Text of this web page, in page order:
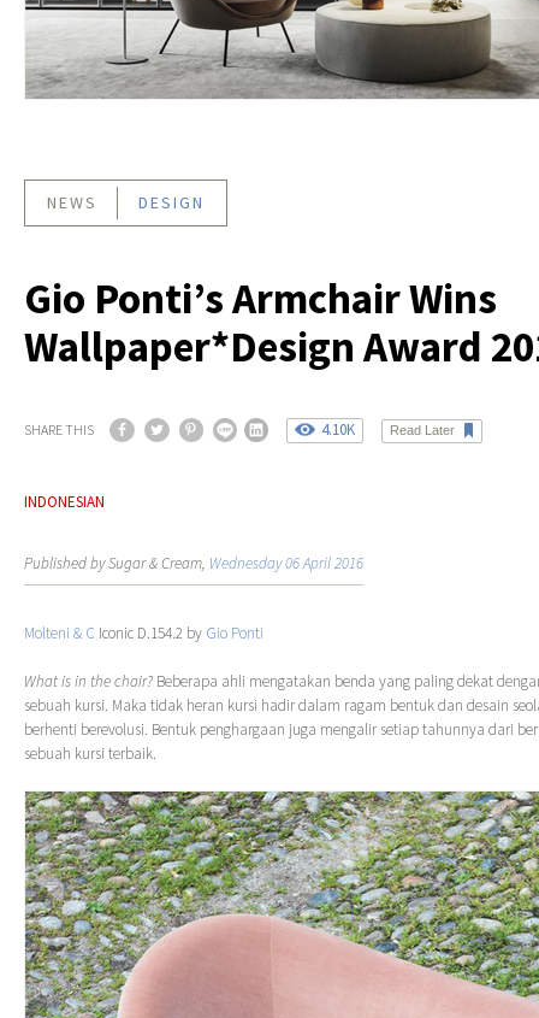
NEWS DESIGN
Gio Ponti’s Armchair Wins
Wallpaper*Design Award
SHARE THIS 4.10K Read Later
INDONESIAN
Published by Sugar & Cream, Wednesday 06 April 2016
Molteni & C Iconic D.154.2 by Gio Ponti
What is in the chair? Beberapa ahli mengatakan benda yang paling dekat
sebuah kursi. Maka tidak heran kursi hadir dalam ragam bentuk dan desain
berhenti berevolusi. Bentuk penghargaan juga mengalir setiap tahunnya dari
sebuah kursi terbaik.